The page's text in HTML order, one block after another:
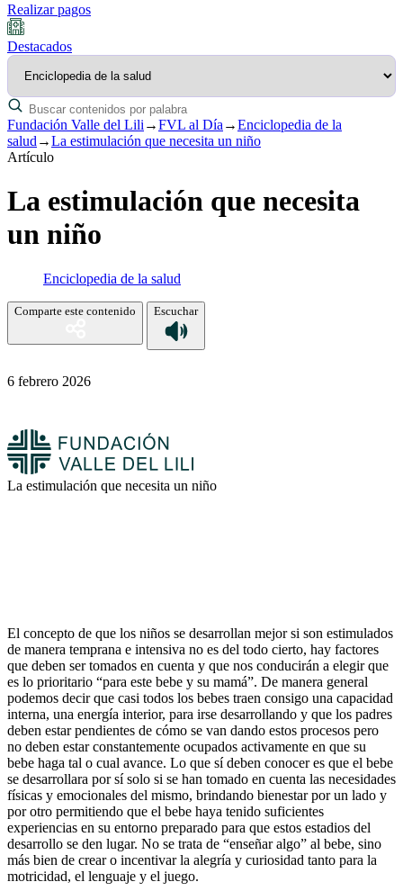
Realizar pagos
Destacados
Fundación Valle del Lili →FVL al Día →Enciclopedia de la
salud →La estimulación que necesita un niño
Artículo
La estimulación que necesita
un niño
Enciclopedia de la salud
Comparte este contenido Escuchar
6 febrero 2026
La estimulación que necesita un niño
El concepto de que los niños se desarrollan mejor si son estimulados
de manera temprana e intensiva no es del todo cierto, hay factores
que deben ser tomados en cuenta y que nos conducirán a elegir que
es lo prioritario “para este bebe y su mamá”. De manera general
podemos decir que casi todos los bebes traen consigo una capacidad
interna, una energía interior, para irse desarrollando y que los padres
deben estar pendientes de cómo se van dando estos procesos pero
no deben estar constantemente ocupados activamente en que su
bebe haga tal o cual avance. Lo que sí deben conocer es que el bebe
se desarrollara por sí solo si se han tomado en cuenta las necesidades
físicas y emocionales del mismo, brindando bienestar por un lado y
por otro permitiendo que el bebe haya tenido suficientes
experiencias en su entorno preparado para que estos estadios del
desarrollo se den lugar. No se trata de “enseñar algo” al bebe, sino
más bien de crear o incentivar la alegría y curiosidad tanto para la
motricidad, el lenguaje y el juego.